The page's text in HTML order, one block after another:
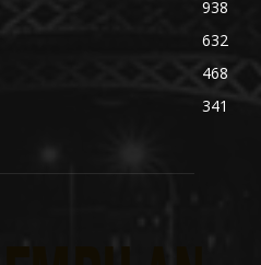
938
632
468
341